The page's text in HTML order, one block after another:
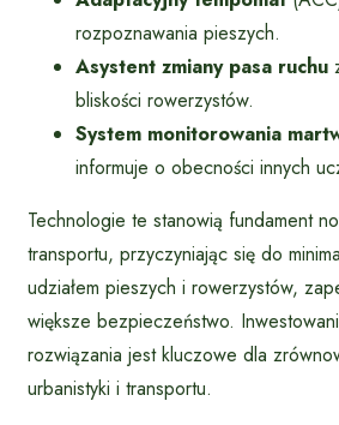
rozpoznawania pieszych.
Asystent zmiany pasa ruchu
bliskości rowerzystów.
System monitorowania
informuje o obecności innych
Technologie te stanowią fundament
transportu, przyczyniając się do
udziałem pieszych i rowerzystów,
większe bezpieczeństwo.
rozwiązania jest kluczowe dla
urbanistyki i transportu.